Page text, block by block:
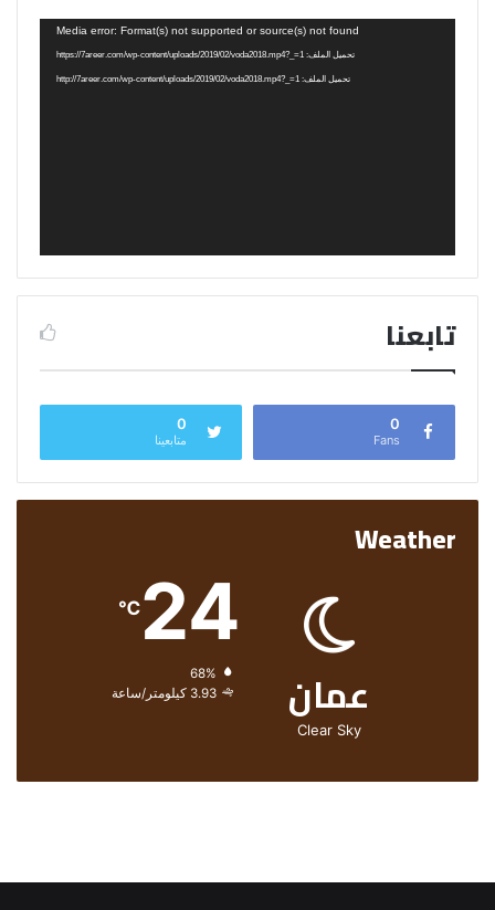
Media error: Format(s) not supported or source(s) not found
تحميل الملف: https://7areer.com/wp-content/uploads/2019/02/voda2018.mp4?_=1
تحميل الملف: http://7areer.com/wp-content/uploads/2019/02/voda2018.mp4?_=1
تابعنا
0
Fans
0
متابعينا
Weather
عمان
Clear Sky
24
℃
الرطوبة:
الرياح:3.93 كيلومتر/ساعة